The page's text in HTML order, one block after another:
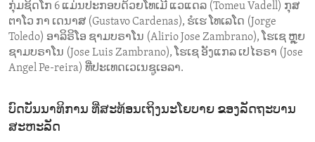
ກຸ່ມຊິດໂກ 6 ແມ່ນປະກອບດ້ວຍໂທເມີ ແວແດລ (Tomeu Vadell) ກຸສ
ຕາໂວ ກາ ເດນາສ (Gustavo Cardenas), ຮໍເຮ ໂທເລໂດ (Jorge
Toledo) ອາລິຣິໂອ ຊາມບຣາໂນ (Alirio Jose Zambrano), ໂຮເຊ ຫຼຸຍ
ຊາມບຣາໂນ (Jose Luis Zambrano), ໂຮເຊ ອັງແກລ ເປໄຣຣາ (Jose
Angel Pe-reira) ທີ່ປະເທດເວເນຊູເອລາ.
ບົດບັນນາທິການ ທີ່ສະທ້ອນເຖິງນະໂຍບາຍ ຂອງລັດຖະບານ
ສະຫະລັດ